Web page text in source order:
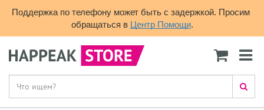
Поддержка по телефону может быть с задержкой. Просим
обращаться в Центр Помощи.